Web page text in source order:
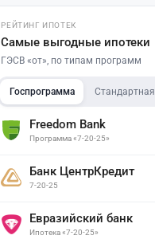
РЕЙТИНГ ИПОТЕК
Самые выгодные ипотеки
ГЭСВ «от», по типам программ
Госпрограмма Стандартная
Freedom Bank
Программа «7-20-25»
Банк ЦентрКредит
7-20-25
Евразийский банк
Ипотека «7-20-25»